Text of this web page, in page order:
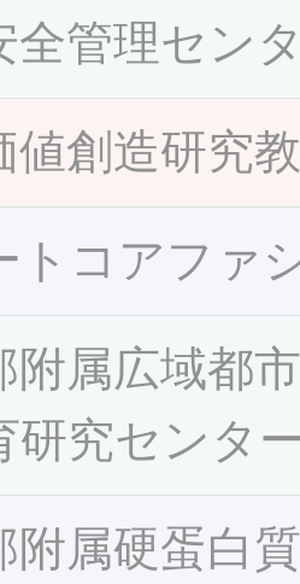
全管理セン
値創造研究
トコアファ
附属広域都
研究センタ
附属硬蛋白